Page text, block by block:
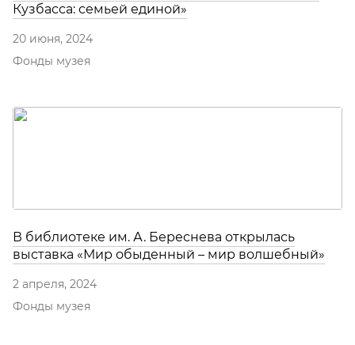
Кузбасса: семьей единой»
20 июня, 2024
Фонды музея
В библиотеке им. А. Береснева открылась
выставка «Мир обыденный – мир волшебный»
2 апреля, 2024
Фонды музея